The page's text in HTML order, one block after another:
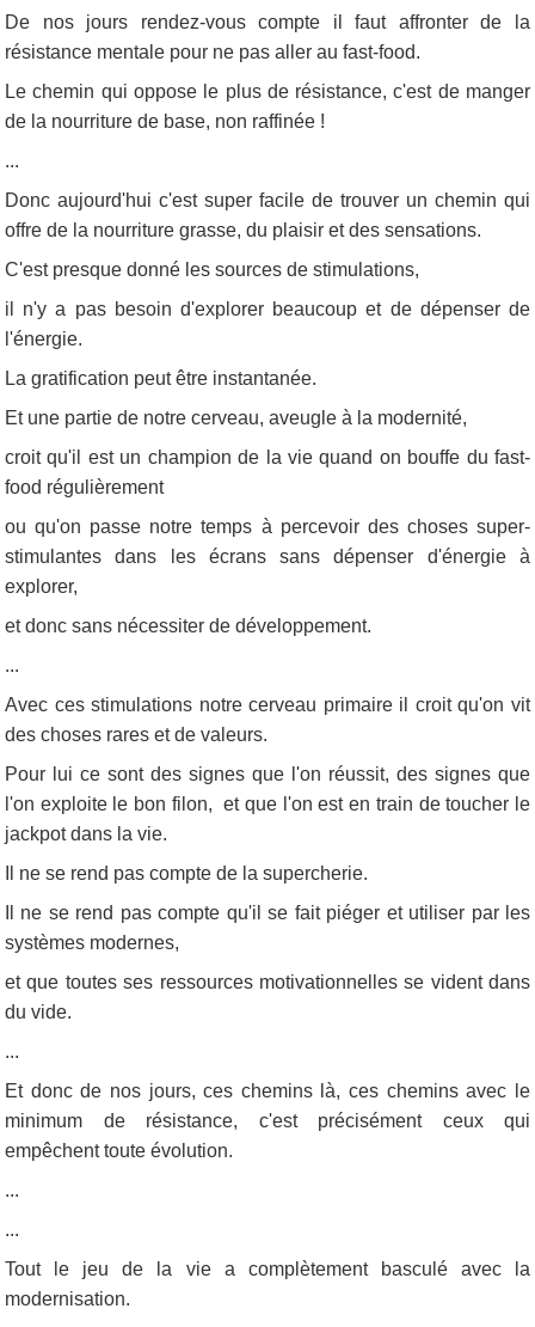
De nos jours rendez-vous compte il faut affronter de la
résistance mentale pour ne pas aller au fast-food.
Le chemin qui oppose le plus de résistance, c'est de manger
de la nourriture de base, non raffinée !
...
Donc aujourd'hui c'est super facile de trouver un chemin qui
offre de la nourriture grasse, du plaisir et des sensations.
C'est presque donné les sources de stimulations,
il n'y a pas besoin d'explorer beaucoup et de dépenser de
l'énergie.
La gratification peut être instantanée.
Et une partie de notre cerveau, aveugle à la modernité,
croit qu'il est un champion de la vie quand on bouffe du fast-
food régulièrement
ou qu'on passe notre temps à percevoir des choses super-
stimulantes dans les écrans sans dépenser d'énergie à
explorer,
et donc sans nécessiter de développement.
...
Avec ces stimulations notre cerveau primaire il croit qu'on vit
des choses rares et de valeurs.
Pour lui ce sont des signes que l'on réussit, des signes que
l'on exploite le bon filon, et que l'on est en train de toucher le
jackpot dans la vie.
Il ne se rend pas compte de la supercherie.
Il ne se rend pas compte qu'il se fait piéger et utiliser par les
systèmes modernes,
et que toutes ses ressources motivationnelles se vident dans
du vide.
...
Et donc de nos jours, ces chemins là, ces chemins avec le
minimum de résistance, c'est précisément ceux qui
empêchent toute évolution.
...
...
Tout le jeu de la vie a complètement basculé avec la
modernisation.